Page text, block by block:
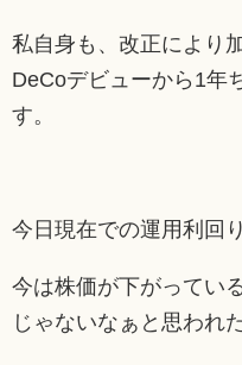
私自身も、改正により
DeCoデビューから1年
す。
今日現在での運用利回り
今は株価が下がってい
じゃないなぁと思われ